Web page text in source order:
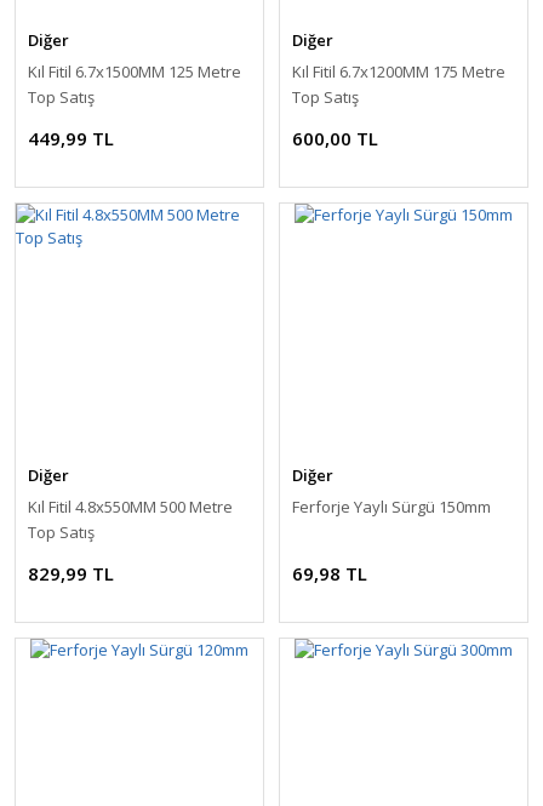
Diğer
Kıl Fitil 6.7x1500MM 125 Metre
Top Satış
449,99 TL
Diğer
Kıl Fitil 6.7x1200MM 175 Metre
Top Satış
600,00 TL
Diğer
Kıl Fitil 4.8x550MM 500 Metre
Top Satış
829,99 TL
Diğer
Ferforje Yaylı Sürgü 150mm
69,98 TL